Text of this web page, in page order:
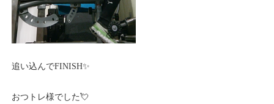
追い込んでFINISH✨
おつトレ様でした💘